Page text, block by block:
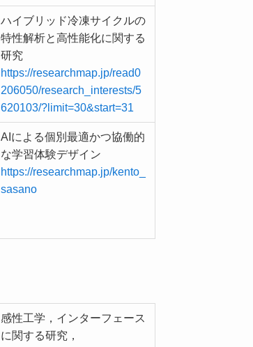
ハイブリッド冷凍サイクルの
特性解析と高性能化に関する
研究
https://researchmap.jp/read0
206050/research_interests/5
620103/?limit=30&start=31
AIによる個別最適かつ協働的
な学習体験デザイン
https://researchmap.jp/kento_
sasano
感性工学，インターフェース
に関する研究，